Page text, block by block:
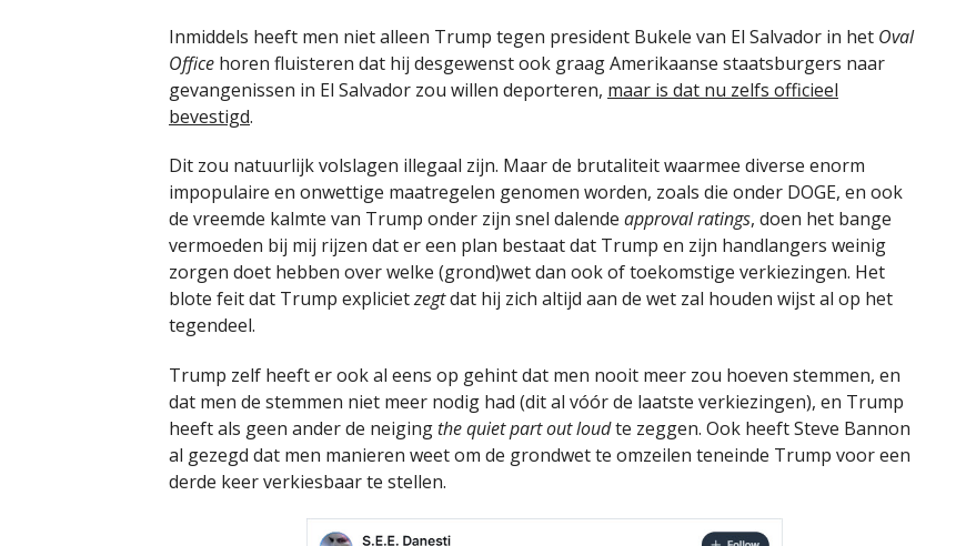
Inmiddels heeft men niet alleen Trump tegen president Bukele van El Salvador in het Oval
Office horen fluisteren dat hij desgewenst ook graag Amerikaanse staatsburgers naar
gevangenissen in El Salvador zou willen deporteren, maar is dat nu zelfs officieel
bevestigd.
Dit zou natuurlijk volslagen illegaal zijn. Maar de brutaliteit waarmee diverse enorm
impopulaire en onwettige maatregelen genomen worden, zoals die onder DOGE, en ook
de vreemde kalmte van Trump onder zijn snel dalende approval ratings, doen het bange
vermoeden bij mij rijzen dat er een plan bestaat dat Trump en zijn handlangers weinig
zorgen doet hebben over welke (grond)wet dan ook of toekomstige verkiezingen. Het
blote feit dat Trump explicietzegtdat hij zich altijd aan de wet zal houden wijst al op het
tegendeel.
Trump zelf heeft er ook al eens op gehint dat men nooit meer zou hoeven stemmen, en
dat men de stemmen niet meer nodig had (dit al vóór de laatste verkiezingen), en Trump
heeft als geen ander de neigingthe quiet part out loudte zeggen. Ook heeft Steve Bannon
al gezegd dat men manieren weet om de grondwet te omzeilen teneinde Trump voor een
derde keer verkiesbaar te stellen.